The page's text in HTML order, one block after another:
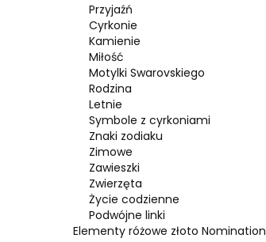
Przyjaźń
Cyrkonie
Kamienie
Miłość
Motylki Swarovskiego
Rodzina
Letnie
Symbole z cyrkoniami
Znaki zodiaku
Zimowe
Zawieszki
Zwierzęta
Życie codzienne
Podwójne linki
Elementy różowe złoto Nomination